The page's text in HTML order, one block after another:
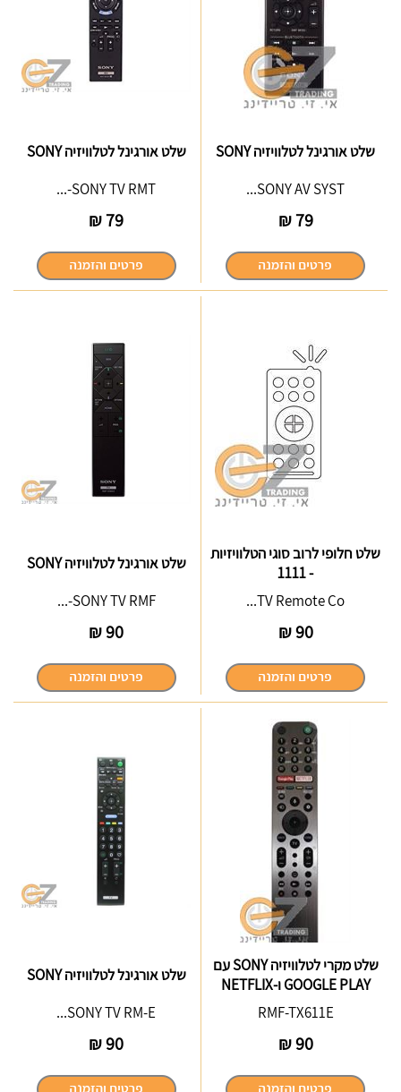
שלט אורגינל לטלוויזיה SONY
SONY AV SYST...
79
₪
שלט אורגינל לטלוויזיה SONY
SONY TV RMT-...
79
₪
שלט חלופי לרוב סוגי הטלוויזיות
- 1111
TV Remote Co...
90
₪
שלט אורגינל לטלוויזיה SONY
SONY TV RMF-...
90
₪
שלט מקרי לטלוויזיה SONY עם
GOOGLE PLAY ו-NETFLIX
RMF-TX611E
90
₪
שלט אורגינל לטלוויזיה SONY
SONY TV RM-E...
90
₪